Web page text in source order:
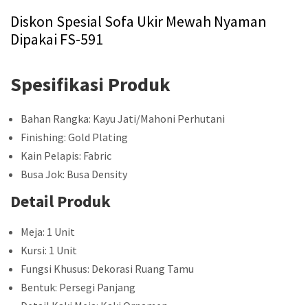
Diskon Spesial Sofa Ukir Mewah Nyaman
Dipakai FS-591
Spesifikasi Produk
Bahan Rangka: Kayu Jati/Mahoni Perhutani
Finishing: Gold Plating
Kain Pelapis: Fabric
Busa Jok: Busa Density
Detail Produk
Meja: 1 Unit
Kursi: 1 Unit
Fungsi Khusus: Dekorasi Ruang Tamu
Bentuk: Persegi Panjang